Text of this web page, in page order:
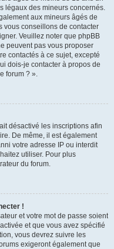
légaux des mineurs concernés.
aux mineurs âgés de
vous conseillons de contacter
Veuillez noter que phpBB
peuvent pas vous proposer
contactés à ce sujet, excepté
dois-je contacter à propos de
forum ? ».
désactivé les inscriptions afin
De même, il est également
votre adresse IP ou interdit
utiliser. Pour plus
du forum.
!
et votre mot de passe soient
et que vous avez spécifié
vous devrez suivre les
exigeront également que